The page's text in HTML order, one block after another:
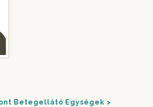
Betegellátó Egységek